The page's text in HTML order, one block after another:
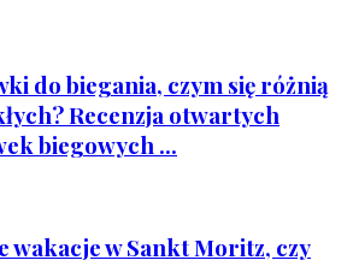
do biegania, czym się różnią
Recenzja otwartych
biegowych ...
wakacje w Sankt Moritz, czy